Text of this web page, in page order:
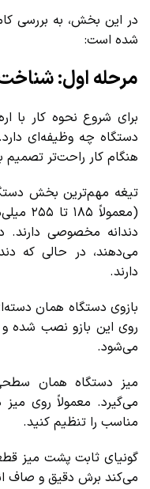
در این بخش، به بررسی
شده است:
مرحله اول:
برای شروع نحوه کار با
دستگاه چه وظیفه‌ای
هنگام کار راحت‌تر تصمیم
تیغه مهم‌ترین بخش
دندانه مخصوصی دارند.
می‌دهند، در حالی که
دارند.
بازوی دستگاه همان
روی این بازو نصب شده
می‌شود.
میز دستگاه همان
می‌گیرد. معمولاً روی
مناسب را تنظیم کنید.
گونیای ثابت پشت میز
می‌کند برش دقیق و صاف